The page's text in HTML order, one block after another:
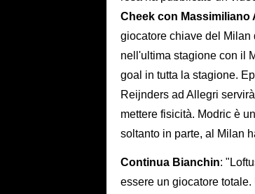
Cheek con Massimiliano
giocatore chiave del
nell'ultima stagione con il
goal in tutta la stagione.
Reijnders ad Allegri
mettere fisicità. Modric è
soltanto in parte, al Milan
Continua Bianchin:
essere un giocatore